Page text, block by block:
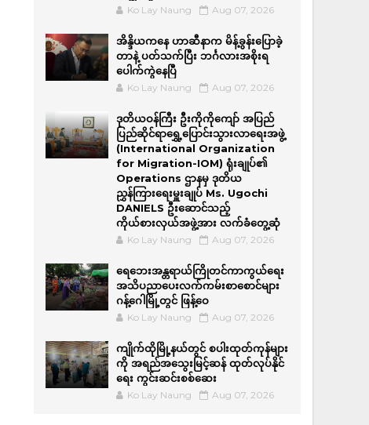
Ko Lay Naung Aug 07, 2026
အိန္ဒိယကနေ ဟာဆီနာက မိန့်ခွန်းပြောခဲ့
တာနဲ့ ပတ်သက်ပြီး ဘင်္ဂလားအစိုးရ
ပေါက်ကွဲနေပြီ
Ko Lay Naung Aug 07, 2026
ဒုတိယဝန်ကြီး ဦးကိုကိုကျော် အပြည်
ပြည်ဆိုင်ရာရွှေ့ပြောင်းသွားလာရေးအဖွဲ့
(International Organization
for Migration-IOM) ရုံးချုပ်၏
Operations ဌာနမှ ဒုတိယ
ညွှန်ကြားရေးမှူးချုပ် Ms. Ugochi
DANIELS ဦးဆောင်သည့်
ကိုယ်စားလှယ်အဖွဲ့အား လက်ခံတွေ့ဆုံ
Ko Lay Naung Aug 07, 2026
ရေဘေးအန္တရာယ်ကြိုတင်ကာကွယ်ရေး
အသိပညာပေးလက်ကမ်းစာစောင်များ
ဂန့်ဂေါမြို့တွင် ဖြန့်ဝေ
Ko Lay Naung Aug 07, 2026
ကျိုက်ထိုမြို့နယ်တွင် စပါးထုတ်ကုန်များ
ကို အရည်အ‌သွေးမြင့်ဆန် ထုတ်လုပ်နိုင်
ရေး ကွင်းဆင်းစစ်ဆေး
Ko Lay Naung Aug 07, 2026